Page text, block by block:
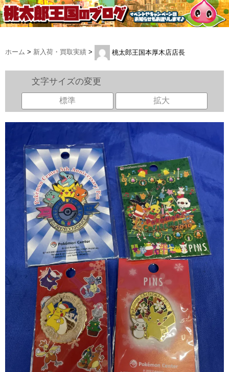
ホーム > 新入荷・買取実績 > 桃太郎王国本厚木店店長
文字サイズの変更
標準 拡大